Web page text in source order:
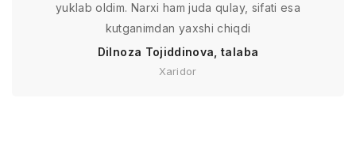
yuklab oldim. Narxi ham juda qulay, sifati esa
kutganimdan yaxshi chiqdi
Dilnoza Tojiddinova, talaba
Xaridor